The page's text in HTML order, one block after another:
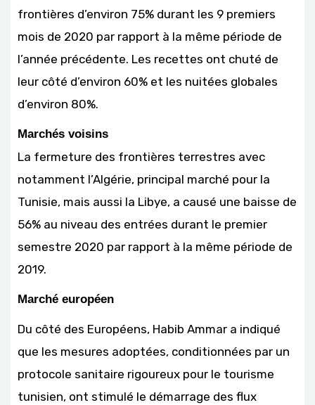
frontières d’environ 75% durant les 9 premiers
mois de 2020 par rapport à la même période de
l’année précédente. Les recettes ont chuté de
leur côté d’environ 60% et les nuitées globales
d’environ 80%.
Marchés voisins
La fermeture des frontières terrestres avec
notamment l’Algérie, principal marché pour la
Tunisie, mais aussi la Libye, a causé une baisse de
56% au niveau des entrées durant le premier
semestre 2020 par rapport à la même période de
2019.
Marché européen
Du côté des Européens, Habib Ammar a indiqué
que les mesures adoptées, conditionnées par un
protocole sanitaire rigoureux pour le tourisme
tunisien, ont stimulé le démarrage des flux